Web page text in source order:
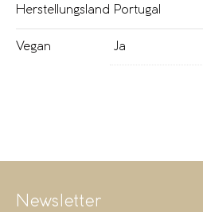
Herstellungsland Portugal
Vegan Ja
Newsletter